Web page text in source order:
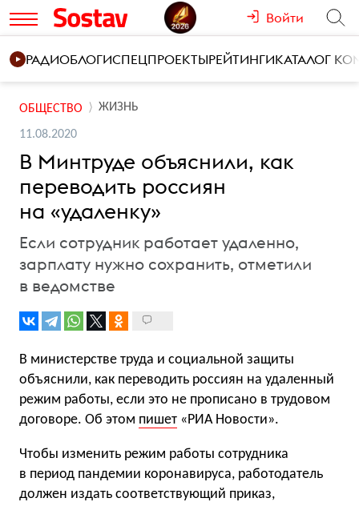
Войти
РАДИОБЛОГИСПЕЦПРОЕКТЫРЕЙТИНГИКАТАЛОГ
ОБЩЕСТВО ЖИЗНЬ
11.08.2020
В Минтруде объяснили, как
переводить россиян
на «удаленку»
Если сотрудник работает удаленно,
зарплату нужно сохранить, отметили
в ведомстве
В министерстве труда и социальной защиты
объяснили, как переводить россиян на удаленный
режим работы, если это не прописано в трудовом
договоре. Об этом пишет «РИА Новости».
Чтобы изменить режим работы сотрудника
в период пандемии коронавируса, работодатель
должен издать соответствующий приказ,